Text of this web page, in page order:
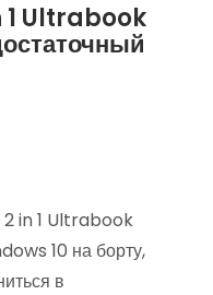
1 Ultrabook
2 in 1 Ultrabook
10 на борту,
в